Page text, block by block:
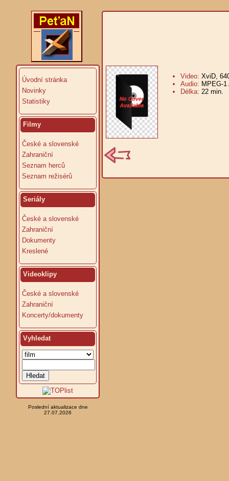
Úvodní stránka
Novinky
Statistiky
Filmy
České a slovenské
Zahraniční
Seznam herců
Seznam režisérů
Seriály
České a slovenské
Zahraniční
Dokumenty
Kreslené
Videoklipy
České a slovenské
Zahraniční
Koncerty/dokumenty
Vyhledat
Poslední aktualizace dne
27.07.2026
Video: XviD,
Audio: MPEG-
Délka: 22 min.